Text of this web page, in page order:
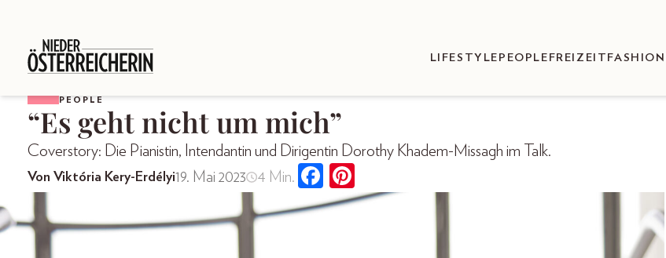
LIFESTYLE PEOPLE FREIZEIT FASHION
PEOPLE
“Es geht nicht um mich”
Coverstory: Die Pianistin, Intendantin und Dirigentin Dorothy Khadem-Missagh im Talk.
Von Viktória Kery-Erdélyi19. Mai 2023 4 Min.